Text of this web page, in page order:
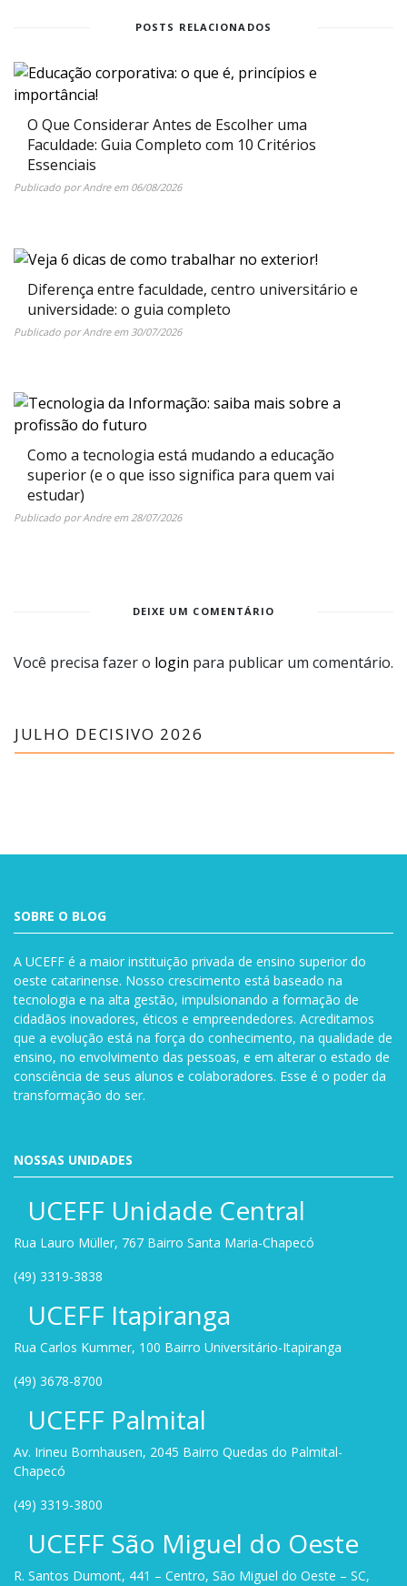
POSTS RELACIONADOS
O Que Considerar Antes de Escolher uma
Faculdade: Guia Completo com 10 Critérios
Essenciais
Publicado porAndreem 06/08/2026
Diferença entre faculdade, centro universitário e
universidade: o guia completo
Publicado porAndreem30/07/2026
Como a tecnologia está mudando a educação
superior (e o que isso significa para quem vai
estudar)
Publicado porAndreem28/07/2026
DEIXE UM COMENTÁRIO
Você precisa fazer o login para publicar um comentário.
JULHO DECISIVO 2026
SOBRE O BLOG
A UCEFF é a maior instituição privada de ensino superior do
oeste catarinense. Nosso crescimento está baseado na
tecnologia e na alta gestão, impulsionando a formação de
cidadãos inovadores, éticos e empreendedores. Acreditamos
que a evolução está na força do conhecimento, na qualidade de
ensino, no envolvimento das pessoas, e em alterar o estado de
consciência de seus alunos e colaboradores. Esse é o poder da
transformação do ser.
NOSSAS UNIDADES
UCEFF Unidade Central
Rua Lauro Müller, 767 Bairro Santa Maria-Chapecó
(49) 3319-3838
UCEFF Itapiranga
Rua Carlos Kummer, 100 Bairro Universitário-Itapiranga
(49) 3678-8700
UCEFF Palmital
Av. Irineu Bornhausen, 2045 Bairro Quedas do Palmital-
Chapecó
(49) 3319-3800
UCEFF São Miguel do Oeste
R. Santos Dumont, 441 – Centro, São Miguel do Oeste – SC,